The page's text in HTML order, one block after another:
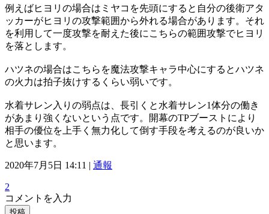
例えばヒヨリの場合はミヤコを先頭にすると自分の後衛アタ
ッカーがヒヨリの攻撃範囲から外れる場合があります。それ
を利用して一度攻撃を耐えた後にこちらの範囲攻撃でヒヨリ
を落とします。
ハツネの場合はこちらを魔法攻撃キャラ中心にするとハツネ
の火力は拍子抜けするくらい弱いです。
水着サレン入りの弱点は、長引くと水着サレン1体分の働き
があまり強くないという点です。開幕のTPブーストにより
相手の優位を上手く無力化して倒す手段を考えるのが良いか
と思います。
2020年7月5日 14:11 | 通報
2
コメントを入力
投稿